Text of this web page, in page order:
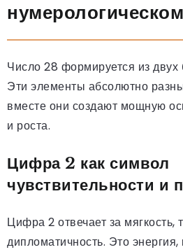
Число 28 формируется из
Эти элементы абсолютно
вместе они создают мощную
и роста.
Цифра 2 как символ
чувствительности и
Цифра 2 отвечает за мягкость,
дипломатичность. Это энергия,